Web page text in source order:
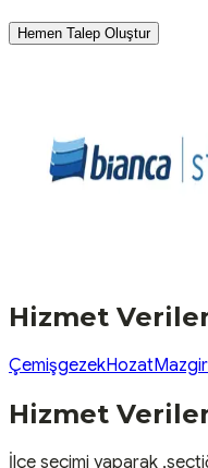
Hemen Talep Oluştur
Hizmet
ÇemişgezekHozat
Hizmet
İlçe seçimi yaparak